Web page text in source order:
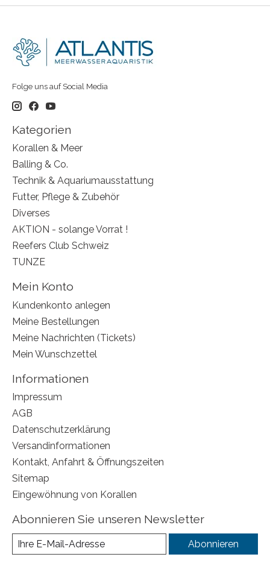
Folge uns auf Social Media
Kategorien
Korallen & Meer
Balling & Co.
Technik & Aquariumausstattung
Futter, Pflege & Zubehör
Diverses
AKTION - solange Vorrat !
Reefers Club Schweiz
TUNZE
Mein Konto
Kundenkonto anlegen
Meine Bestellungen
Meine Nachrichten (Tickets)
Mein Wunschzettel
Informationen
Impressum
AGB
Datenschutzerklärung
Versandinformationen
Kontakt, Anfahrt & Öffnungszeiten
Sitemap
Eingewöhnung von Korallen
Abonnieren Sie unseren Newsletter
Abonnieren